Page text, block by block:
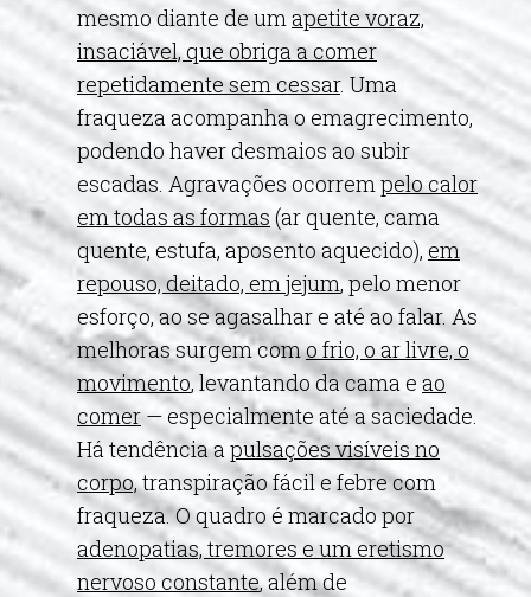
mesmo diante de umapetite voraz,
insaciável, que obriga a comer
repetidamente sem cessar. Uma
fraqueza acompanha o emagrecimento,
podendo haver desmaios ao subir
escadas. Agravações ocorrempelo calor
em todas as formas (ar quente, cama
quente, estufa, aposento aquecido), em
repouso, deitado, em jejum, pelo menor
esforço, ao se agasalhar e até ao falar. As
melhoras surgem como frio, o ar livre, o
movimento, levantando da cama e ao
comer— especialmente até a saciedade.
Há tendência apulsações visíveis no
corpo,transpiração fácil e febre com
fraqueza. O quadro é marcado por
adenopatias, tremores e um eretismo
nervoso constante, além de